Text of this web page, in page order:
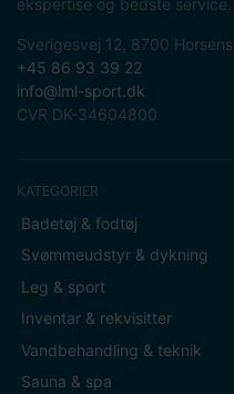
Sverigesvej 12, 8700 Horsens
+45 86 93 39 22
info@lml-sport.dk
CVR DK-34604800
KATEGORIER
Badetøj & fodtøj
Svømmeudstyr & dykning
Leg & sport
Inventar & rekvisitter
Vandbehandling & teknik
Sauna & spa